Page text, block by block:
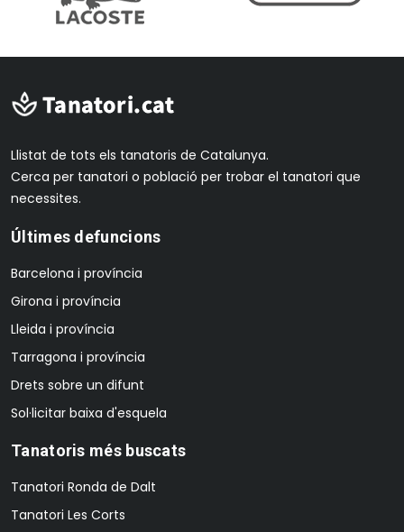
Llistat de tots els tanatoris de Catalunya.
Cerca per tanatori o població per trobar el tanatori que
necessites.
Últimes defuncions
Barcelona i província
Girona i província
Lleida i província
Tarragona i província
Drets sobre un difunt
Sol·licitar baixa d'esquela
Tanatoris més buscats
Tanatori Ronda de Dalt
Tanatori Les Corts